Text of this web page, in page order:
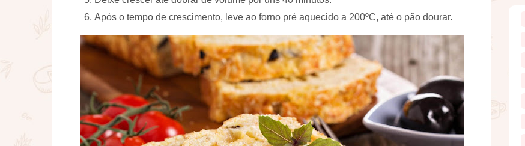
Após o tempo de crescimento, leve ao forno pré aquecido a 200ºC, até o pão dourar.